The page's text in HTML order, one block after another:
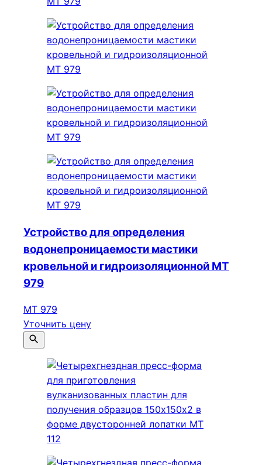
Устройство для определения
водонепроницаемости мастики
кровельной и гидроизоляционной МТ
979
МТ 979
Уточнить цену